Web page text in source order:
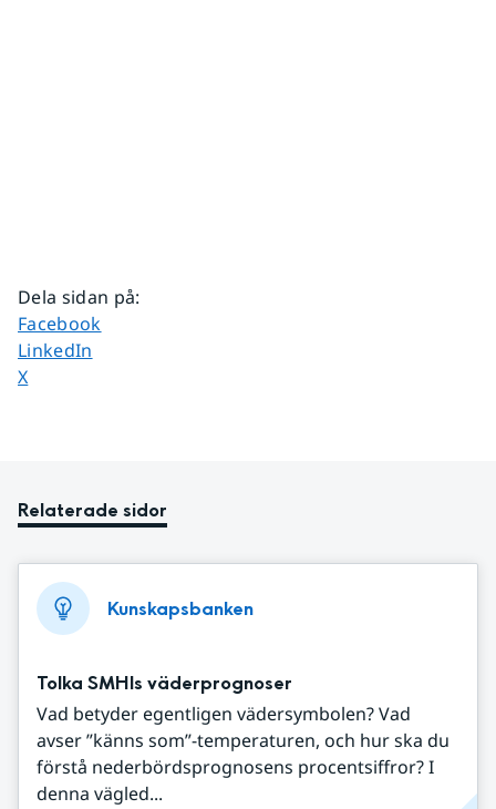
Dela sidan på:
Dela sidan på
Facebook
Dela sidan på
LinkedIn
Dela sidan på
X
Relaterade sidor
Kunskapsbanken
Tolka SMHIs väderprognoser
Vad betyder egentligen vädersymbolen? Vad
avser ”känns som”-temperaturen, och hur ska du
förstå nederbördsprognosens procentsiffror? I
denna vägled...